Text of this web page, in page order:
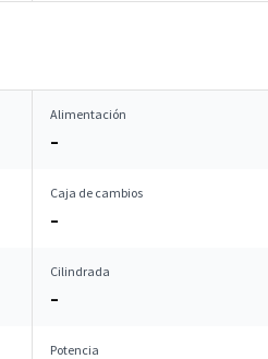
Alimentación
–
Caja de cambios
–
Cilindrada
–
Potencia